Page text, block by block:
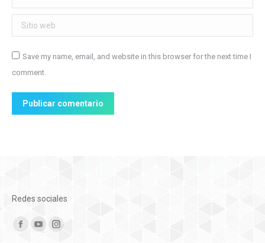
Sitio web
Save my name, email, and website in this browser for the next time I
comment.
Publicar comentario
Redes sociales
Encuéntranos en:
Facebook
YouTubeInstagram